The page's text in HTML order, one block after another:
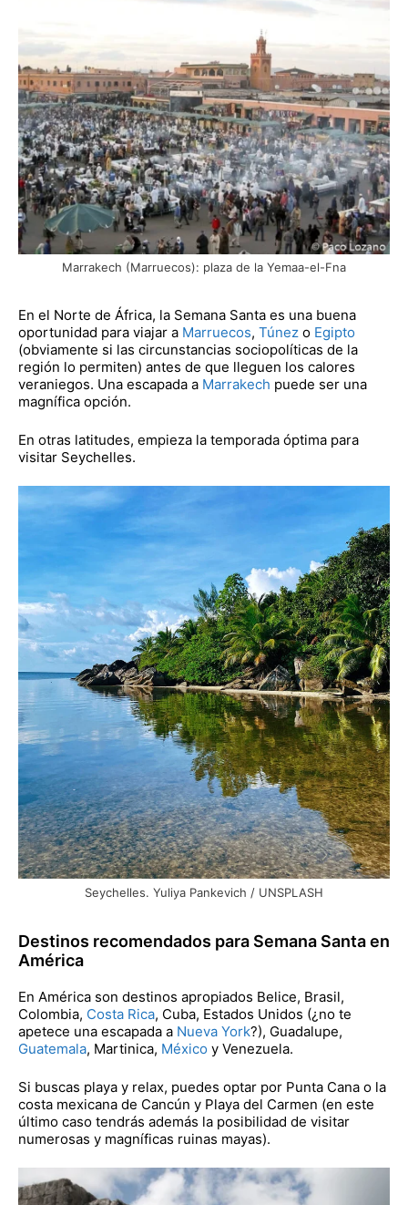
Marrakech (Marruecos): plaza de la Yemaa-el-Fna
En el Norte de África, la Semana Santa es una buena
oportunidad para viajar a Marruecos, Túnez o Egipto
(obviamente si las circunstancias sociopolíticas de la
región lo permiten) antes de que lleguen los calores
veraniegos. Una escapada a Marrakech puede ser una
magnífica opción.
En otras latitudes, empieza la temporada óptima para
visitar Seychelles.
Seychelles. Yuliya Pankevich / UNSPLASH
Destinos recomendados para Semana Santa en
América
En América son destinos apropiados Belice, Brasil,
Colombia, Costa Rica, Cuba, Estados Unidos (¿no te
apetece una escapada a Nueva York?), Guadalupe,
Guatemala, Martinica, México y Venezuela.
Si buscas playa y relax, puedes optar por Punta Cana o la
costa mexicana de Cancún y Playa del Carmen (en este
último caso tendrás además la posibilidad de visitar
numerosas y magníficas ruinas mayas).